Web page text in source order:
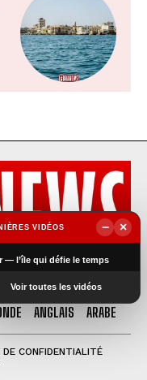
ANGLAIS ARABE
CONFIDENTIALITÉ
VIDÉOS −
×
— l’île qui défie le temps
Voir toutes les vidéos